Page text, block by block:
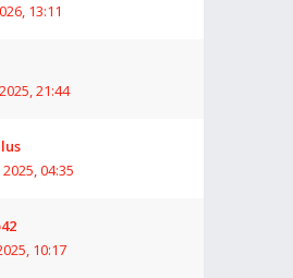
13:11
21:44
04:35
10:17